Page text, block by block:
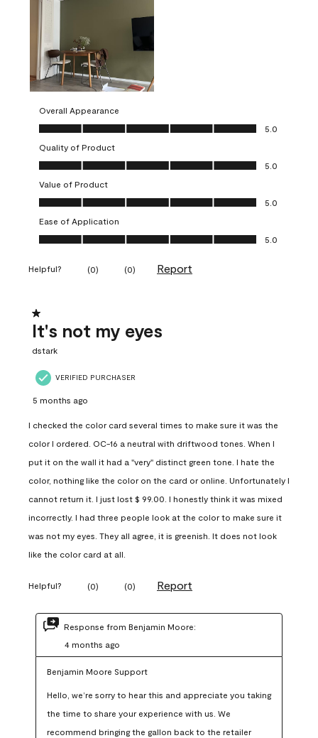
Overall Appearance
Overall Appearance, 5.0 out of 5
5.0
Quality of Product
Quality of Product, 5.0 out of 5
5.0
Value of Product
Value of Product, 5.0 out of 5
5.0
Ease of Application
Ease of Application, 5.0 out of 5
5.0
Helpful? (0) (0) Report
1 out of 5 stars.
It's not my eyes
dstark
VERIFIED PURCHASER
5 months ago
I checked the color card several times to make sure it was the
color I ordered. OC-16 a neutral with driftwood tones. When I
put it on the wall it had a "very" distinct green tone. I hate the
color, nothing like the color on the card or online. Unfortunately I
cannot return it. I just lost $ 99.00. I honestly think it was mixed
incorrectly. I had three people look at the color to make sure it
was not my eyes. They all agree, it is greenish. It does not look
like the color card at all.
Helpful? (0) (0) Report
Response from Benjamin Moore:
4 months ago
Benjamin Moore Support
Hello, we’re sorry to hear this and appreciate you taking
the time to share your experience with us. We
recommend bringing the gallon back to the retailer